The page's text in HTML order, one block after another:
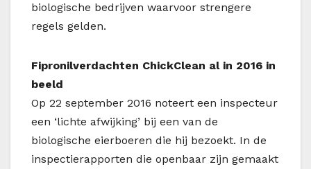
biologische bedrijven waarvoor strengere
regels gelden.
Fipronilverdachten ChickClean al in 2016 in
beeld
Op 22 september 2016 noteert een inspecteur
een ‘lichte afwijking’ bij een van de
biologische eierboeren die hij bezoekt. In de
inspectierapporten die openbaar zijn gemaakt